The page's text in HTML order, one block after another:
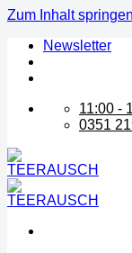
Zum Inhalt springen
Newsletter
11:00 -
0351